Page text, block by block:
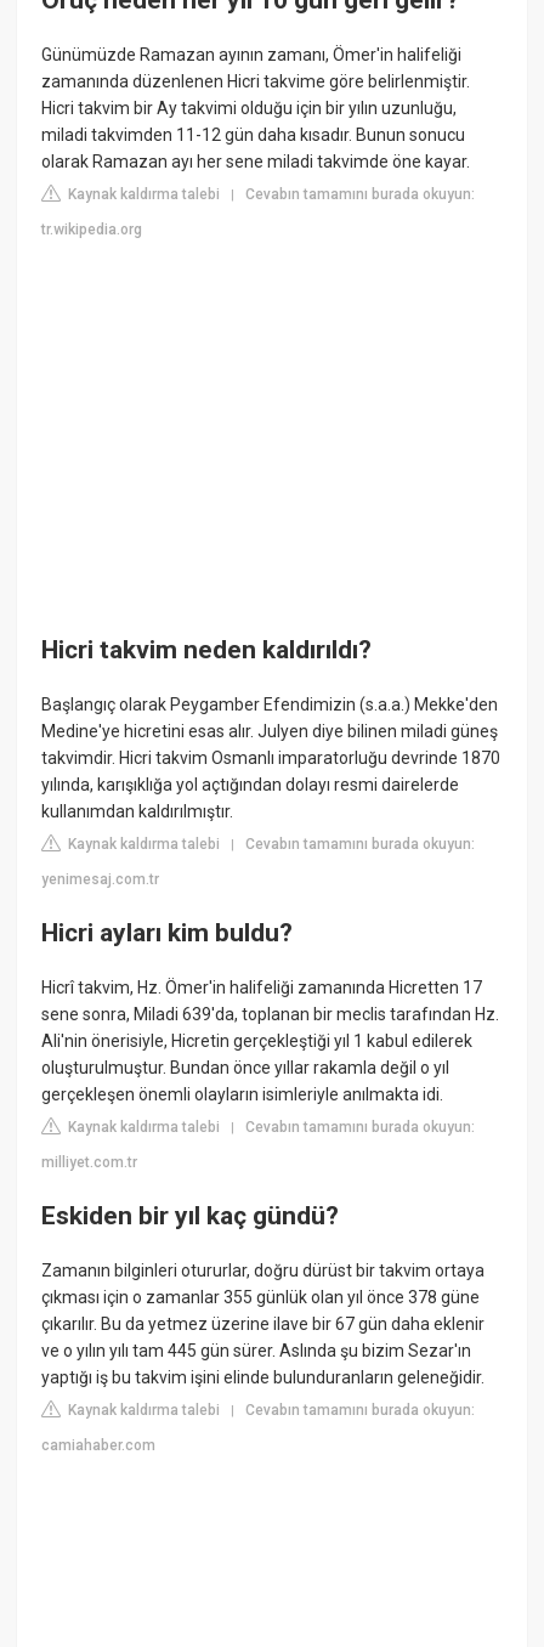
Günümüzde Ramazan ayının zamanı, Ömer'in halifeliği
zamanında düzenlenen Hicri takvime göre belirlenmiştir.
Hicri takvim bir Ay takvimi olduğu için bir yılın uzunluğu,
miladi takvimden 11-12 gün daha kısadır. Bunun sonucu
olarak Ramazan ayı her sene miladi takvimde öne kayar.
Kaynak kaldırma talebi |Cevabın tamamını burada okuyun:
tr.wikipedia.org
Hicri takvim neden kaldırıldı?
Başlangıç olarak Peygamber Efendimizin (s.a.a.) Mekke'den
Medine'ye hicretini esas alır. Julyen diye bilinen miladi güneş
takvimdir. Hicri takvim Osmanlı imparatorluğu devrinde 1870
yılında, karışıklığa yol açtığından dolayı resmi dairelerde
kullanımdan kaldırılmıştır.
Kaynak kaldırma talebi |Cevabın tamamını burada okuyun:
yenimesaj.com.tr
Hicri ayları kim buldu?
Hicrî takvim, Hz. Ömer'in halifeliği zamanında Hicretten 17
sene sonra, Miladi 639'da, toplanan bir meclis tarafından Hz.
Ali'nin önerisiyle, Hicretin gerçekleştiği yıl 1 kabul edilerek
oluşturulmuştur. Bundan önce yıllar rakamla değil o yıl
gerçekleşen önemli olayların isimleriyle anılmakta idi.
Kaynak kaldırma talebi |Cevabın tamamını burada okuyun:
milliyet.com.tr
Eskiden bir yıl kaç gündü?
Zamanın bilginleri otururlar, doğru dürüst bir takvim ortaya
çıkması için o zamanlar 355 günlük olan yıl önce 378 güne
çıkarılır. Bu da yetmez üzerine ilave bir 67 gün daha eklenir
ve o yılın yılı tam 445 gün sürer. Aslında şu bizim Sezar'ın
yaptığı iş bu takvim işini elinde bulunduranların geleneğidir.
Kaynak kaldırma talebi |Cevabın tamamını burada okuyun:
camiahaber.com